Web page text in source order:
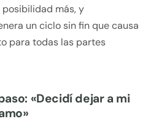
más, y
un ciclo sin fin que causa
para todas las partes
«Decidí dejar a mi